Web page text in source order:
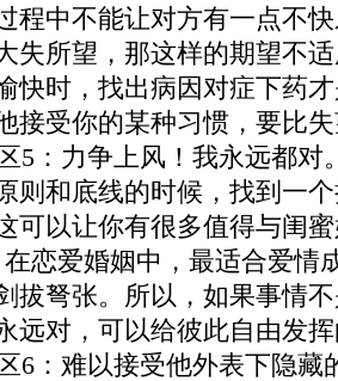
程中不能让对方有一点不
失所望，那这样的期望不
快时，找出病因对症下药
接受你的某种习惯，要比
5：力争上风！我永远都对
和底线的时候，找到一个
可以让你有很多值得与闺
恋爱婚姻中，最适合爱情
拔弩张。所以，如果事情
远对，可以给彼此自由发
6：难以接受他外表下隐藏